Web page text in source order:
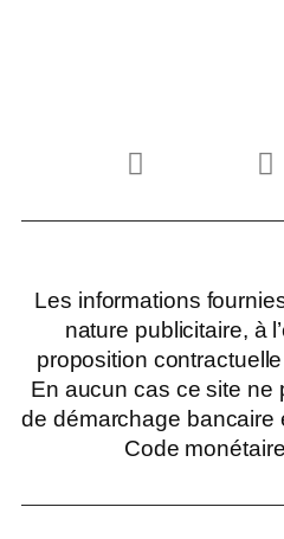
Les informations
nature publicitaire, à
proposition
En aucun cas ce site ne
de démarchage bancaire
Code